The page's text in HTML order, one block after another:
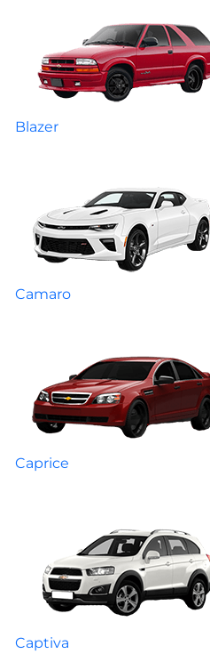
Blazer
Camaro
Caprice
Captiva